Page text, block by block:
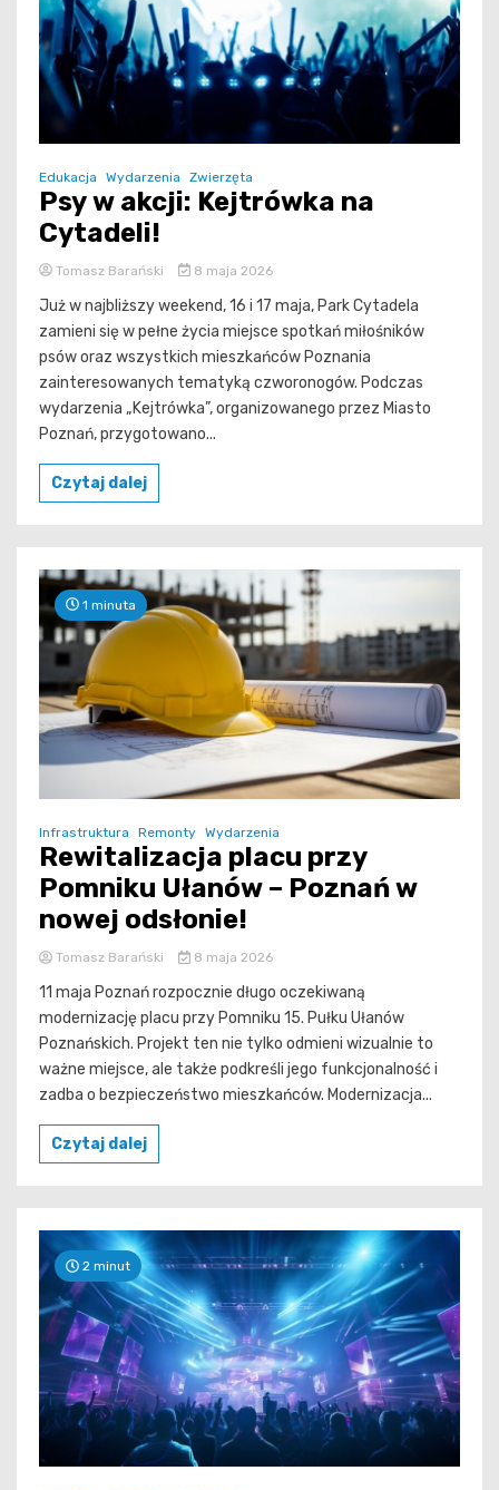
Edukacja Wydarzenia Zwierzęta
Psy w akcji: Kejtrówka na
Cytadeli!
Tomasz Barański 8 maja 2026
Już w najbliższy weekend, 16 i 17 maja, Park Cytadela
zamieni się w pełne życia miejsce spotkań miłośników
psów oraz wszystkich mieszkańców Poznania
zainteresowanych tematyką czworonogów. Podczas
wydarzenia „Kejtrówka”, organizowanego przez Miasto
Poznań, przygotowano...
Czytaj dalej
1 minuta
Infrastruktura Remonty Wydarzenia
Rewitalizacja placu przy
Pomniku Ułanów – Poznań w
nowej odsłonie!
Tomasz Barański 8 maja 2026
11 maja Poznań rozpocznie długo oczekiwaną
modernizację placu przy Pomniku 15. Pułku Ułanów
Poznańskich. Projekt ten nie tylko odmieni wizualnie to
ważne miejsce, ale także podkreśli jego funkcjonalność i
zadba o bezpieczeństwo mieszkańców. Modernizacja...
Czytaj dalej
2 minut